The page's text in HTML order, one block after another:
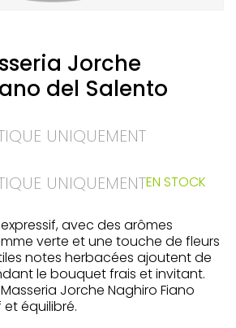
Jorche
del Salento
UNIQUEMENT
UNIQUEMENTEN STOCK
avec des arômes
verte et une touche de fleurs
notes herbacées ajoutent de
le bouquet frais et invitant.
Jorche Naghiro Fiano
et équilibré.